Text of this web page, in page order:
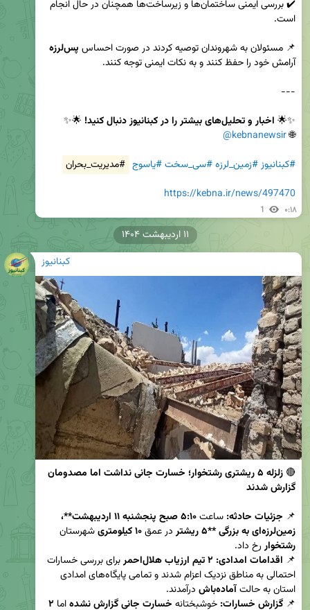
📌 مسئولان به شهروندان توصیه کردند در صورت احساس پس‌لرزه
✨🌟 اخبار و تحلیل‌های بیشتر را در کبنانیوز دنبال کنید!
🌐
@kebnanewsir
#کبنانیوز#زمین_لرزه#سی_سخت#یاسوج #مدیریت_بحران
https://kebna.ir/news/497470
1 ۰:۱۸
کبنانیوز
🔴
گزارش شدند
📌 جزئیات حادثه: ساعت
زمین‌لرزه‌ای به بزرگی **۵ ریشتر
در عمق ۱۰ کیلومتری
شهرستان
رشتخوار
📌 اقدامات امدادی: ۲ تیم ارزیاب هلال‌احمر
استان به حالت آماده‌باش
📌 گزارش خسارات: خوشبختانه خسارت جانی گزارش نشده اما
۱۱ اردیبهشت ۱۴۰۴